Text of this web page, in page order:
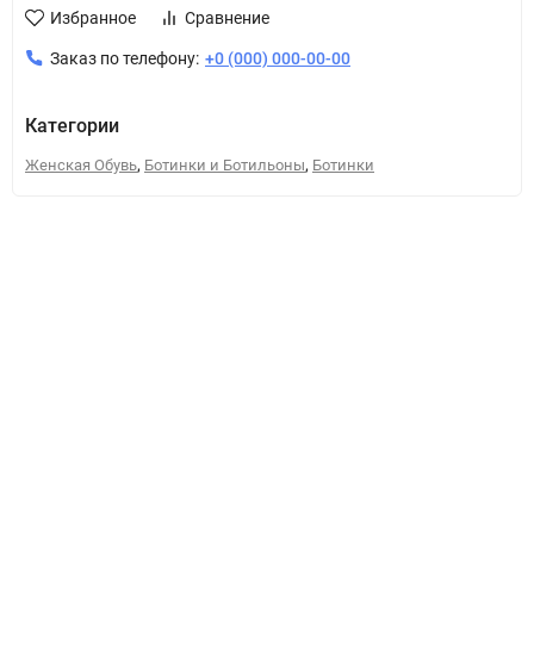
Избранное Сравнение
Заказ по телефону: +0 (000) 000-00-00
Категории
Женская Обувь, Ботинки и Ботильоны, Ботинки